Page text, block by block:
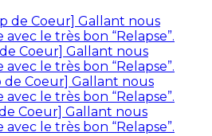
de Coeur] Gallant nous
le très bon “Relapse”.
Coeur] Gallant nous
le très bon “Relapse”.
de Coeur] Gallant nous
le très bon “Relapse”.
Coeur] Gallant nous
le très bon “Relapse”.